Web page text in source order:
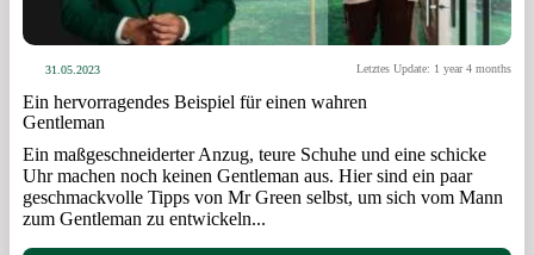
Ein hervorragendes Beispiel für einen wahren
Gentleman
31.05.2023 Letztes Update: 1 year 4 months
Ein maßgeschneiderter Anzug, teure Schuhe und eine schicke
Uhr machen noch keinen Gentleman aus. Hier sind ein paar
geschmackvolle Tipps von Mr Green selbst, um sich vom Mann
zum Gentleman zu entwickeln...